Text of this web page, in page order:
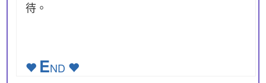
待。
END